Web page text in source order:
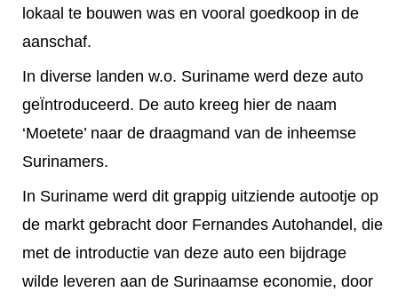
lokaal te bouwen was en vooral goedkoop in de
aanschaf.
In diverse landen w.o. Suriname werd deze auto
geÏntroduceerd. De auto kreeg hier de naam
‘Moetete’ naar de draagmand van de inheemse
Surinamers.
In Suriname werd dit grappig uitziende autootje op
de markt gebracht door Fernandes Autohandel, die
met de introductie van deze auto een bijdrage
wilde leveren aan de Surinaamse economie, door